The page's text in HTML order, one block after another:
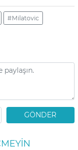
#Milatovic
GÖNDER